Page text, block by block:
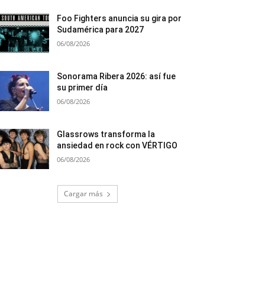
Foo Fighters anuncia su gira por
Sudamérica para 2027
06/08/2026
Sonorama Ribera 2026: así fue
su primer día
06/08/2026
Glassrows transforma la
ansiedad en rock con VÉRTIGO
06/08/2026
Cargar más